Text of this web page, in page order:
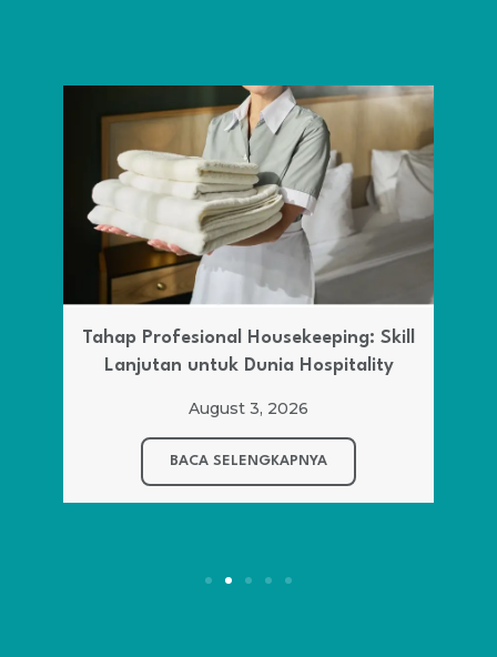
Tahap Profesional Housekeeping: Skill
Lanjutan untuk Dunia Hospitality
August 3, 2026
BACA SELENGKAPNYA